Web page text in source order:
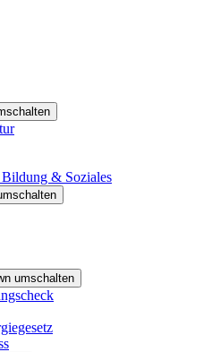
& Soziales
umschalten